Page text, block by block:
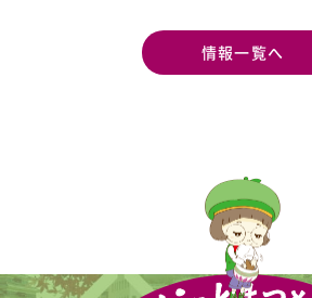
o
k
情報一覧へ